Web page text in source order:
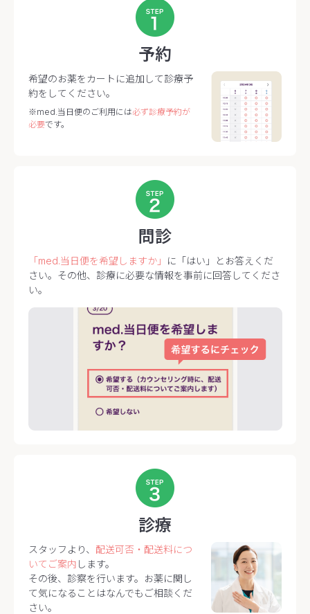
予約
希望のお薬をカートに追加して診療予
約をしてください。
※med.当日便のご利用には必ず診療予約が
必要です。
問診
「med.当日便を希望しますか」
に「はい」とお答えくだ
さい。 その他、診療に必要な情報を事前に回答してくださ
い。
診療
スタッフより、 配送可否・配送料につ
いてご案内 します。
その後、診察を行います。お薬に関し
て気になることはなんでもご相談くだ
さい。